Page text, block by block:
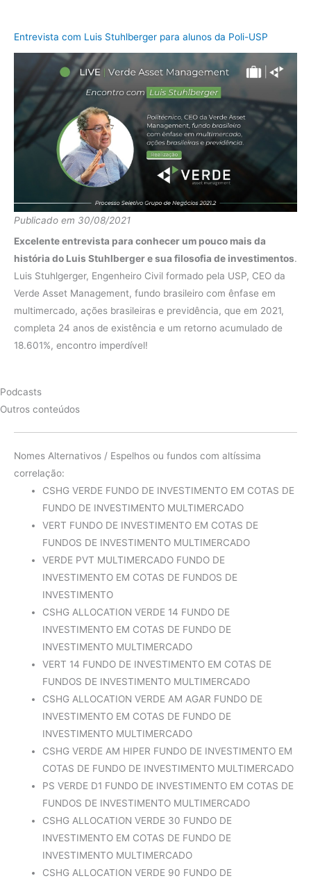
diferença -6.65%
Entrevista com Luis Stuhlberger para alunos da Poli-USP
Publicado em 30/08/2021
Excelente entrevista para conhecer um pouco mais da
história do Luis Stuhlberger e sua filosofia de investimentos.
Luis Stuhlgerger, Engenheiro Civil formado pela USP, CEO da
Verde Asset Management, fundo brasileiro com ênfase em
multimercado, ações brasileiras e previdência, que em 2021,
completa 24 anos de existência e um retorno acumulado de
18.601%, encontro imperdível!
Podcasts
Outros conteúdos
Nomes Alternativos / Espelhos ou fundos com altíssima
correlação:
CSHG VERDE FUNDO DE INVESTIMENTO EM COTAS DE
FUNDO DE INVESTIMENTO MULTIMERCADO
VERT FUNDO DE INVESTIMENTO EM COTAS DE
FUNDOS DE INVESTIMENTO MULTIMERCADO
VERDE PVT MULTIMERCADO FUNDO DE
INVESTIMENTO EM COTAS DE FUNDOS DE
INVESTIMENTO
CSHG ALLOCATION VERDE 14 FUNDO DE
INVESTIMENTO EM COTAS DE FUNDO DE
INVESTIMENTO MULTIMERCADO
VERT 14 FUNDO DE INVESTIMENTO EM COTAS DE
FUNDOS DE INVESTIMENTO MULTIMERCADO
CSHG ALLOCATION VERDE AM AGAR FUNDO DE
INVESTIMENTO EM COTAS DE FUNDO DE
INVESTIMENTO MULTIMERCADO
CSHG VERDE AM HIPER FUNDO DE INVESTIMENTO EM
COTAS DE FUNDO DE INVESTIMENTO MULTIMERCADO
PS VERDE D1 FUNDO DE INVESTIMENTO EM COTAS DE
FUNDOS DE INVESTIMENTO MULTIMERCADO
CSHG ALLOCATION VERDE 30 FUNDO DE
INVESTIMENTO EM COTAS DE FUNDO DE
INVESTIMENTO MULTIMERCADO
CSHG ALLOCATION VERDE 90 FUNDO DE